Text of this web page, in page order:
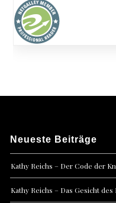
Neueste Beiträge
Kathy Reichs – Der Code der
Kathy Reichs – Das Gesicht des